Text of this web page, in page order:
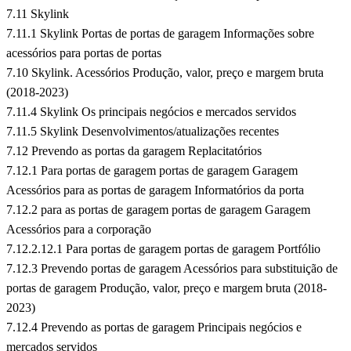
7.11 Skylink
7.11.1 Skylink Portas de portas de garagem Informações sobre
acessórios para portas de portas
7.10 Skylink. Acessórios Produção, valor, preço e margem bruta
(2018-2023)
7.11.4 Skylink Os principais negócios e mercados servidos
7.11.5 Skylink Desenvolvimentos/atualizações recentes
7.12 Prevendo as portas da garagem Replacitatórios
7.12.1 Para portas de garagem portas de garagem Garagem
Acessórios para as portas de garagem Informatórios da porta
7.12.2 para as portas de garagem portas de garagem Garagem
Acessórios para a corporação
7.12.2.12.1 Para portas de garagem portas de garagem Portfólio
7.12.3 Prevendo portas de garagem Acessórios para substituição de
portas de garagem Produção, valor, preço e margem bruta (2018-
2023)
7.12.4 Prevendo as portas de garagem Principais negócios e
mercados servidos